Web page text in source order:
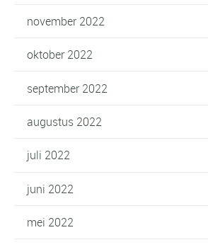
november 2022
oktober 2022
september 2022
augustus 2022
juli 2022
juni 2022
mei 2022